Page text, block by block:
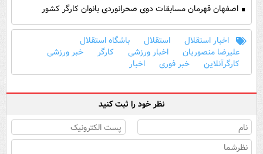
اصفهان قهرمان مسابقات دوی صحرانوردی بانوان کارگر کشور
اخبار استقلال استقلال
باشگاه استقلال
علیرضا منصوریان
اخبار ورزشی کارگر
خبر ورزشی
کارگرآنلاین
خبر فوری اخبار
نظر خود را ثبت کنید